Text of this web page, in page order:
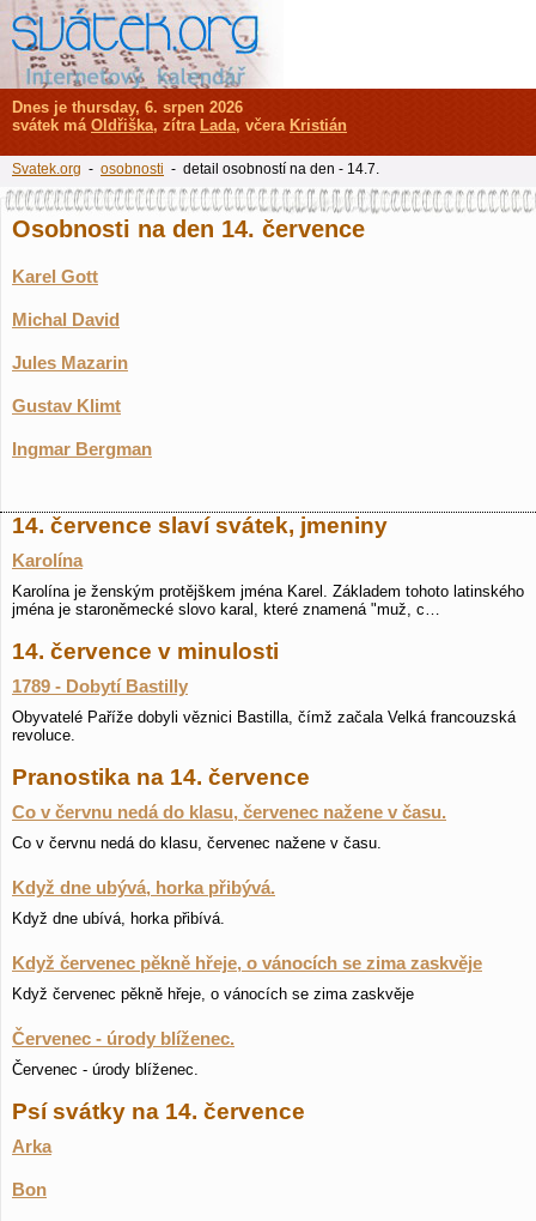
Osobnosti na den 14. července
Karel Gott
Michal David
Jules Mazarin
Gustav Klimt
Ingmar Bergman
14. července slaví svátek, jmeniny
Karolína
Karolína je ženským protějškem jména Karel. Základem tohoto latinského
jména je staroněmecké slovo karal, které znamená "muž, c…
14. července v minulosti
1789 - Dobytí Bastilly
Obyvatelé Paříže dobyli věznici Bastilla, čímž začala Velká francouzská
revoluce.
Pranostika na 14. července
Co v červnu nedá do klasu, červenec nažene v času.
Co v červnu nedá do klasu, červenec nažene v času.
Když dne ubývá, horka přibývá.
Když dne ubívá, horka přibívá.
Když červenec pěkně hřeje, o vánocích se zima zaskvěje
Když červenec pěkně hřeje, o vánocích se zima zaskvěje
Červenec - úrody blíženec.
Červenec - úrody blíženec.
Psí svátky na 14. července
Arka
Bon
Dnes je thursday, 6. srpen 2026
svátek má Oldřiška, zítra Lada, včera Kristián
Svatek.org - osobnosti - detail osobností na den - 14.7.